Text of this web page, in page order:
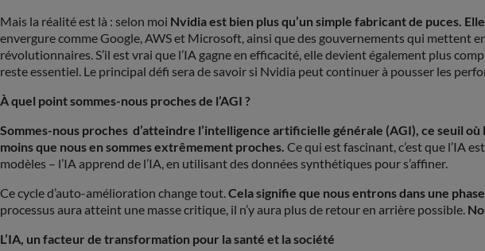
Mais la réalité est là : selon moi Nvidia est bien plus qu’un simple fabricant de puces.
envergure comme Google, AWS et Microsoft, ainsi que des gouvernements qui mettent
révolutionnaires. S’il est vrai que l’IA gagne en efficacité, elle devient également plus
reste essentiel. Le principal défi sera de savoir si Nvidia peut continuer à pousser les
À quel point sommes-nous proches de l’AGI ?
Sommes-nous proches d’atteindre l’intelligence artificielle générale (AGI), ce seuil
moins que nous en sommes extrêmement proches. Ce qui est fascinant, c’est que l’IA
modèles – l’IA apprend de l’IA, en utilisant des données synthétiques pour s’affiner.
Ce cycle d’auto-amélioration change tout.Cela signifie que nous entrons dans une
processus aura atteint une masse critique, il n’y aura plus de retour en arrière possible.
L’IA, un facteur de transformation pour la santé et la société